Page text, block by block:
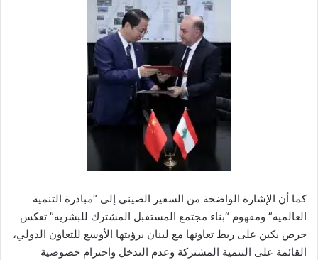
كما أن الإشارة الواضحة من السفير الصيني إلى “مبادرة التنمية
العالمية” ومفهوم “بناء مجتمع المستقبل المشترك للبشرية” تعكس
حرص بكين على ربط تعاونها مع لبنان برؤيتها الأوسع للتعاون الدولي،
القائمة على التنمية المشتركة وعدم التدخل واحترام خصوصية